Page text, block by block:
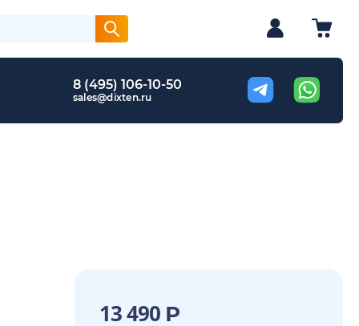
8 (495) 106-10-50
sales@dixten.ru
13 490 Р